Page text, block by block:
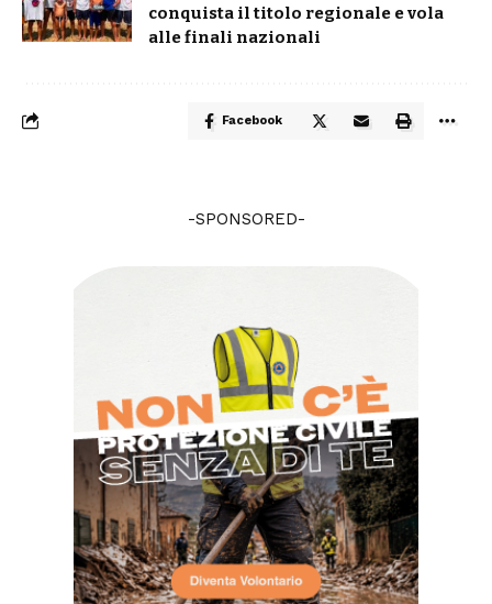
conquista il titolo regionale e vola
alle finali nazionali
Facebook
-SPONSORED-